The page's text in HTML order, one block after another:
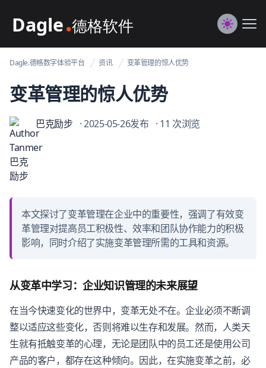
Dagle@数字体验管理
Switch
Dagle.德格数字体验平台 资讯 变革管理的惊人优势
变革管理的惊人优势
巴克励步 · 2025-05-26发布 · 11 次浏览
本文探讨了变革管理在企业中的重要性，强调了有效变
革管理对提高员工积极性、效率和团队协作能力的积极
影响，同时介绍了实施变革管理所需的工具和资源。
从变革中学习：企业知识管理的未来展望
在当今快速变化的世界中，变革无处不在。企业必须不断调
整以适应这些变化，否则将难以生存和发展。然而，人类天
生就有抵触变革的心理，无论是团队中的员工还是使用公司
产品的客户，都存在这种倾向。因此，在实施变革之前，必